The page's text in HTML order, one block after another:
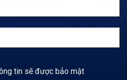
tin sẽ được bảo mật